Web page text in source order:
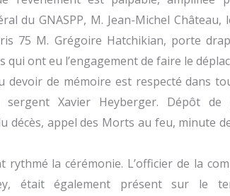
du GNASPP, M. Jean-Michel
75 M. Grégoire Hatchikian, porte
qui ont eu l’engagement de faire le
devoir de mémoire est respecté dans
Xavier Heyberger. Dépôt de
décès, appel des Morts au feu, minute
rythmé la cérémonie. L’officier de la
était également présent sur le